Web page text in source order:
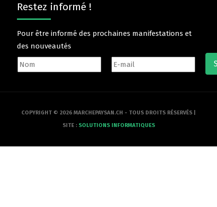
Restez informé !
Pour être informé des prochaines manifestations et
des nouveautés
COPYRIGHT © 2026 MARCHEPAYSAN.CH - TOUS DROITS RÉSERVÉS |
SITE : SOLUTIONS INFORMATIQUES